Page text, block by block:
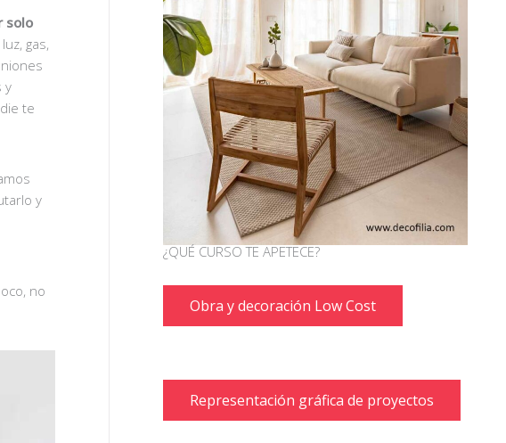
solo
gas,
y
te
y
no
¿QUÉ CURSO TE APETECE?
Obra y decoración Low Cost
Representación gráfica de proyectos